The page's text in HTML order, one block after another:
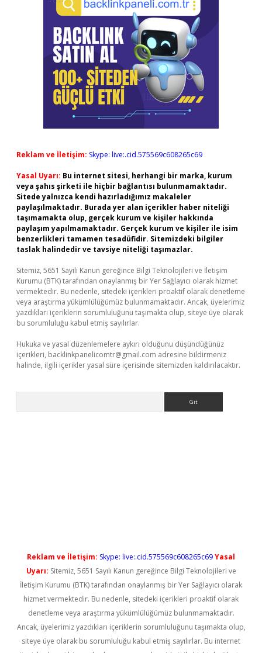
Reklam ve İletişim: Skype: live:.cid.575569c608265c69
Yasal Uyarı: Bu internet sitesi, herhangi bir marka, kurum
veya şahıs şirketi ile hiçbir bağlantısı bulunmamaktadır.
Sitede yalnızca kendi hazırladığımız makaleler
paylaşılmaktadır. Burada yer alan içerikler haber niteliği
taşımamakta olup, gerçek kurum ve kişiler hakkında
paylaşım yapılmamaktadır. Gerçek kurum ve kişiler ile isim
benzerlikleri tamamen tesadüfidir. Sitemizdeki bilgiler
taslak halindedir ve tavsiye niteliği taşımazlar.
Sitemiz, 5651 Sayılı Kanun gereğince Bilgi Teknolojileri ve İletişim
Kurumu (BTK) tarafından onaylanmış bir Yer Sağlayıcı olarak hizmet
vermektedir. Bu nedenle, sitedeki içerikleri proaktif olarak denetleme
veya araştırma yükümlülüğümüz bulunmamaktadır. Ancak, üyelerimiz
yazdıkları içeriklerin sorumluluğunu taşımakta olup, siteye üye olarak
bu sorumluluğu kabul etmiş sayılırlar.
Hukuka ve yasal düzenlemelere aykırı olduğunu düşündüğünüz
içerikleri, backlinkpanelicomtr@gmail.com adresine bildirmeniz
halinde, ilgili içerikler yasal süre içerisinde sitemizden kaldırılacaktır.
Reklam ve İletişim: Skype: live:.cid.575569c608265c69Yasal
Uyarı: Sitemiz, 5651 Sayılı Kanun gereğince Bilgi Teknolojileri ve
İletişim Kurumu (BTK) tarafından onaylanmış bir Yer Sağlayıcı olarak
hizmet vermektedir. Bu nedenle, sitedeki içerikleri proaktif olarak
denetleme veya araştırma yükümlülüğümüz bulunmamaktadır.
Ancak, üyelerimiz yazdıkları içeriklerin sorumluluğunu taşımakta olup,
siteye üye olarak bu sorumluluğu kabul etmiş sayılırlar. Bu internet